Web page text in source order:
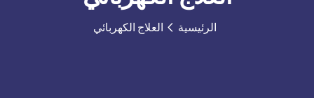
الرئيسية العلاج الكهربائي